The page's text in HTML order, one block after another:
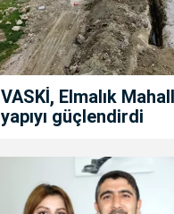
VASKİ, Elmalık
yapıyı güçlendirdi